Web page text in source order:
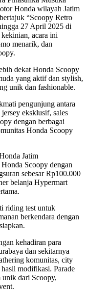
Honda wilayah Jatim
“Scoopy Retro
27 April 2025 di
acara ini
menarik, dan
dekat Honda Scoopy
yang aktif dan stylish,
unik dan fashionable.
pengunjung antara
eksklusif, sales
dengan berbagai
Honda Scoopy
Jatim
Scoopy dengan
sebesar Rp100.000
belanja Hypermart
riding test untuk
berkendara dengan
kehadiran para
dan sekitarnya
komunitas, city
modifikasi. Parade
unik dari Scoopy,